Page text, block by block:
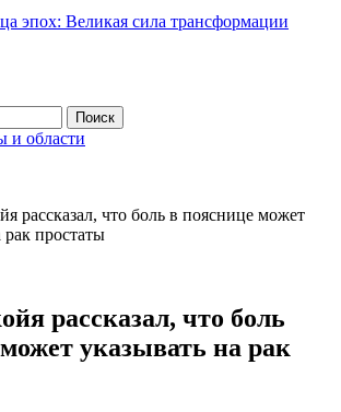
эпох: Великая сила трансформации
рассказал, что боль в пояснице может
рак простаты
рассказал, что боль
указывать на рак